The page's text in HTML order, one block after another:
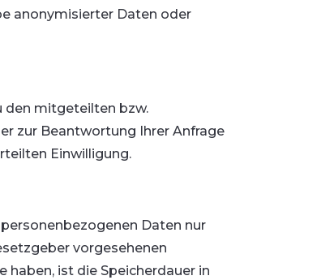
anonymisierter Daten oder
den mitgeteilten bzw.
zur Beantwortung Ihrer Anfrage
Einwilligung.
Daten nur
vorgesehenen
haben, ist die Speicherdauer in